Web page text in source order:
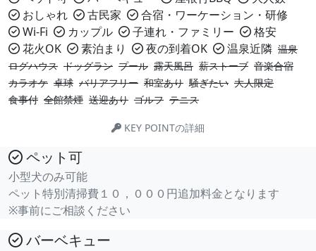
おしゃれ
古民家
合宿・ワーケーション・研修
Wi-Fi
カップル 子連れ・ファミリー
格安
花火OK
素泊まり 夜の到着OK 温泉近隣 温泉
ログハウス ドッグラン プール 露天風呂 薪ストーブ 音楽合宿
カラオケ 卓球 バリアフリー 和室あり 騒ぎたい 大人限定
食事付 全館禁煙 送迎あり ゴルフ テニス
KEY POINTの詳細
ペット可
小型犬のみ可能
ペット特別清掃費１０，０００円追加料金となります
※事前にご相談ください
バーベキュー